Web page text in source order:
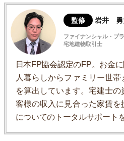
監修 岩井 勇
ファイナンシャル・プ
宅地建物取引士
日本FP協会認定のFP。お金
人暮らしからファミリー世
を算出しています。宅建士
客様の収入に見合った家賃
についてのトータルサポート